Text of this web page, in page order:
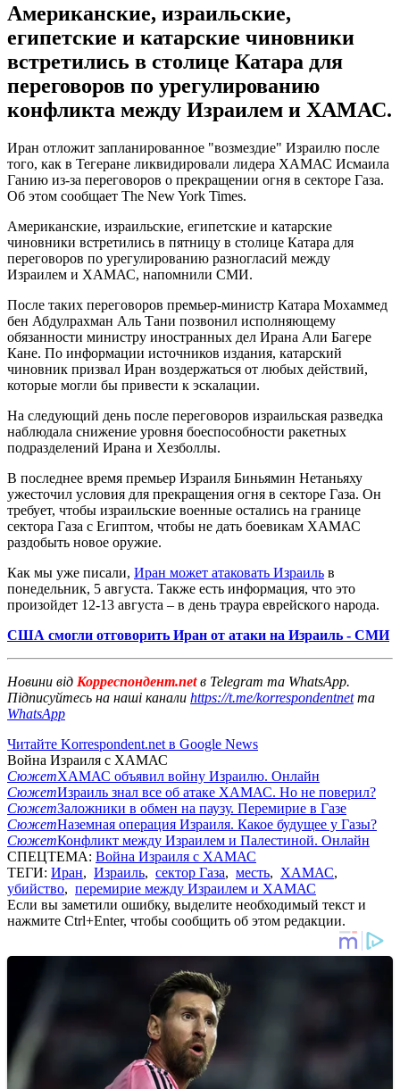
Американские, израильские,
египетские и катарские чиновники
встретились в столице Катара для
переговоров по урегулированию
конфликта между Израилем и ХАМАС.
Иран отложит запланированное "возмездие" Израилю после
того, как в Тегеране ликвидировали лидера ХАМАС Исмаила
Ганию из-за переговоров о прекращении огня в секторе Газа.
Об этом сообщает The New York Times.
Американские, израильские, египетские и катарские
чиновники встретились в пятницу в столице Катара для
переговоров по урегулированию разногласий между
Израилем и ХАМАС, напомнили СМИ.
После таких переговоров премьер-министр Катара Мохаммед
бен Абдулрахман Аль Тани позвонил исполняющему
обязанности министру иностранных дел Ирана Али Багере
Кане. По информации источников издания, катарский
чиновник призвал Иран воздержаться от любых действий,
которые могли бы привести к эскалации.
На следующий день после переговоров израильская разведка
наблюдала снижение уровня боеспособности ракетных
подразделений Ирана и Хезболлы.
В последнее время премьер Израиля Биньямин Нетаньяху
ужесточил условия для прекращения огня в секторе Газа. Он
требует, чтобы израильские военные остались на границе
сектора Газа с Египтом, чтобы не дать боевикам ХАМАС
раздобыть новое оружие.
Как мы уже писали, Иран может атаковать Израиль в
понедельник, 5 августа. Также есть информация, что это
произойдет 12-13 августа – в день траура еврейского народа.
США смогли отговорить Иран от атаки на Израиль - СМИ
Новини від Корреспондент.netв Telegram та WhatsApp.
Підписуйтесь на наші канали https://t.me/korrespondentnetта
WhatsApp
Читайте Korrespondent.net в Google News
Война Израиля с ХАМАС
СюжетХАМАС объявил войну Израилю. Онлайн
СюжетИзраиль знал все об атаке ХАМАС. Но не поверил?
СюжетЗаложники в обмен на паузу. Перемирие в Газе
СюжетНаземная операция Израиля. Какое будущее у Газы?
СюжетКонфликт между Израилем и Палестиной. Онлайн
СПЕЦТЕМА: Война Израиля с ХАМАС
ТЕГИ: Иран, Израиль, сектор Газа, месть, ХАМАС,
убийство, перемирие между Израилем и ХАМАС
Если вы заметили ошибку, выделите необходимый текст и
нажмите Ctrl+Enter, чтобы сообщить об этом редакции.